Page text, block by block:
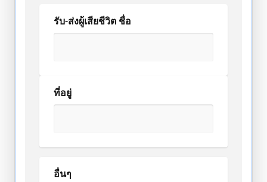
รับ-ส่งผู้เสียชีวิต ชื่อ
ที่อยู่
อื่นๆ